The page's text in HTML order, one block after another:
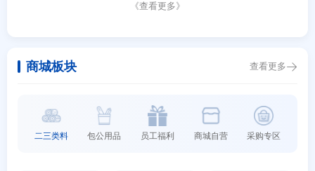
《查看更多》
商城板块 查看更多
二三类料 包公用品 员工福利 商城自营 采购专区